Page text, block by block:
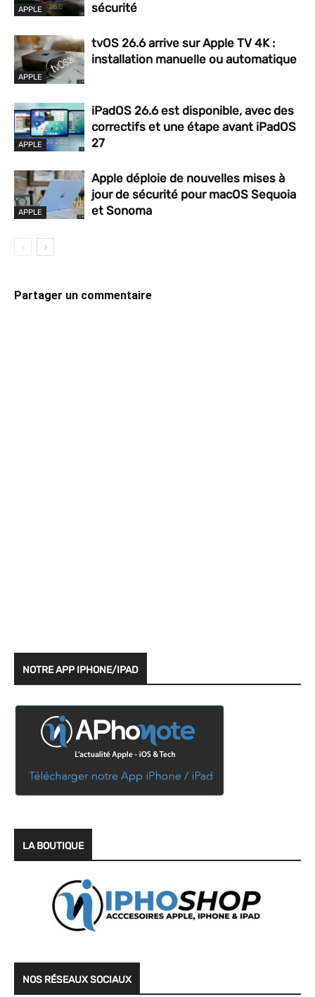
APPLE
sécurité
APPLE
tvOS 26.6 arrive sur Apple TV 4K :
installation manuelle ou automatique
APPLE
iPadOS 26.6 est disponible, avec des
correctifs et une étape avant iPadOS
27
APPLE
Apple déploie de nouvelles mises à
jour de sécurité pour macOS Sequoia
et Sonoma
Partager un commentaire
NOTRE APP IPHONE/IPAD
LA BOUTIQUE
NOS RÉSEAUX SOCIAUX